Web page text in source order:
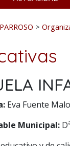
>
Eva Fuente
Municipal: